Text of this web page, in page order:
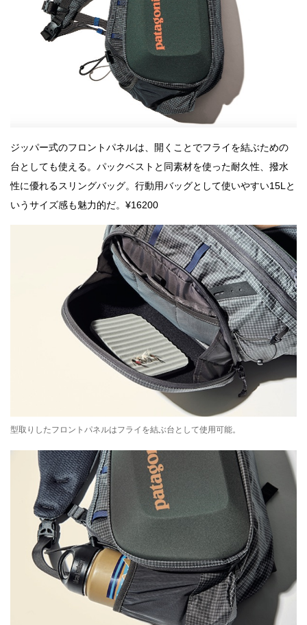
ジッパー式のフロントパネルは、開くことでフライを結ぶための
台としても使える。パックベストと同素材を使った耐久性、撥水
性に優れるスリングバッグ。行動用バッグとして使いやすい15Lと
いうサイズ感も魅力的だ。¥16200
型取りしたフロントパネルはフライを結ぶ台として使用可能。